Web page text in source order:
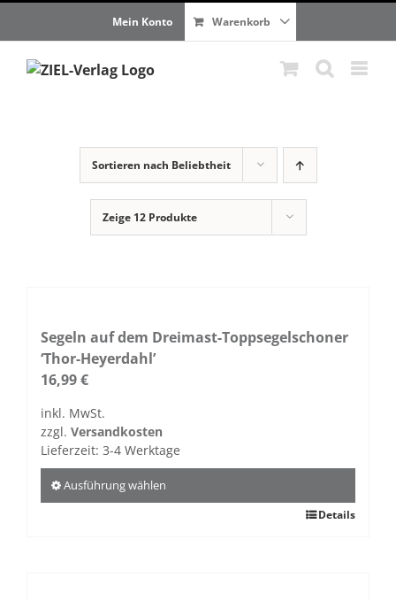
Mein Konto Warenkorb
Sortieren nach Beliebtheit
Zeige 12 Produkte
Segeln auf dem Dreimast-Toppsegelschoner
‘Thor-Heyerdahl’
16,99€
inkl. MwSt.
zzgl. Versandkosten
Lieferzeit: 3-4 Werktage
Ausführung wählen
Details